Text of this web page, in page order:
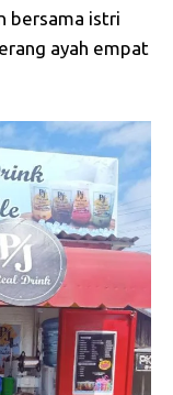
bersama istri
ayah empat